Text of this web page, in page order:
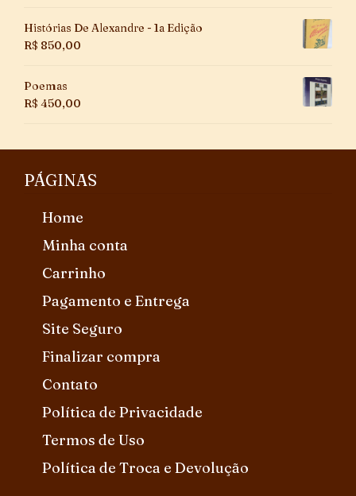
Histórias De Alexandre - 1a Edição
R$ 850,00
Poemas
R$ 450,00
PÁGINAS
Home
Minha conta
Carrinho
Pagamento e Entrega
Site Seguro
Finalizar compra
Contato
Política de Privacidade
Termos de Uso
Política de Troca e Devolução